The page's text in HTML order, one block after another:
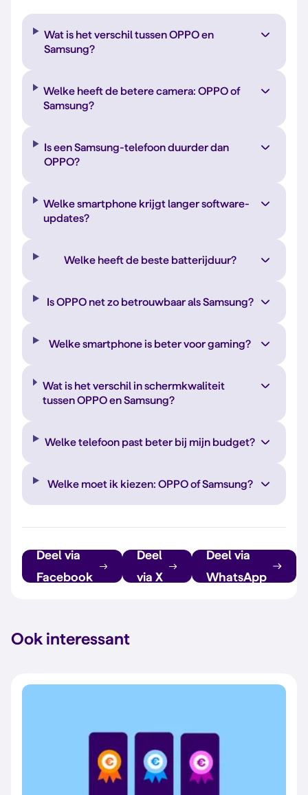
Wat is het verschil tussen OPPO en
Samsung?
Welke heeft de betere camera: OPPO of
Samsung?
Is een Samsung-telefoon duurder dan
OPPO?
Welke smartphone krijgt langer software-
updates?
Welke heeft de beste batterijduur?
Is OPPO net zo betrouwbaar als Samsung?
Welke smartphone is beter voor gaming?
Wat is het verschil in schermkwaliteit
tussen OPPO en Samsung?
Welke telefoon past beter bij mijn budget?
Welke moet ik kiezen: OPPO of Samsung?
Deel via
Facebook
Deel
via X
Deel via
WhatsApp
Ook interessant